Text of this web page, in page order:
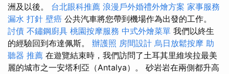
洲及以後。 台北眼科推薦 浪漫戶外婚禮外燴方案 家事服務
漏水 打針 壁癌 公共汽車將您帶到機場作為出發的工作。
討債 不鏽鋼廚具 桃園按摩服務 中式外燴菜單 我們以終生
的經驗回到布達佩斯。 辦護照 房間設計 烏日放鬆按摩 助
聽器 推薦 在遊覽結束時，我們訪問了土耳其里維埃拉最美
麗的城市之一安塔利亞（Antalya）。 砂岩岩在兩側都升高